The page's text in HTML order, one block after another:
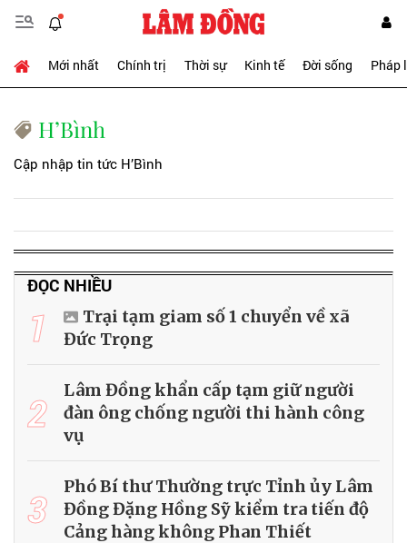
Mới nhất Chính trị Thời sự Kinh tế Đời sống Pháp
H’Bình
Cập nhập tin tức H’Bình
ĐỌC NHIỀU
1
Trại tạm giam số 1 chuyển về xã
Đức Trọng
2
Lâm Đồng khẩn cấp tạm giữ người
đàn ông chống người thi hành công
vụ
3
Phó Bí thư Thường trực Tỉnh ủy Lâm
Đồng Đặng Hồng Sỹ kiểm tra tiến độ
Cảng hàng không Phan Thiết